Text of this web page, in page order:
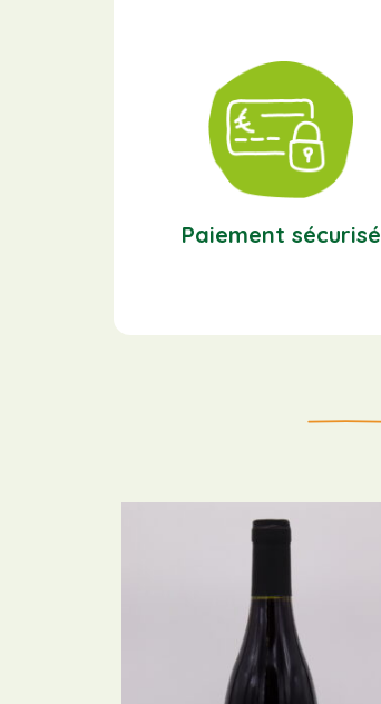
Paiement sécurisé